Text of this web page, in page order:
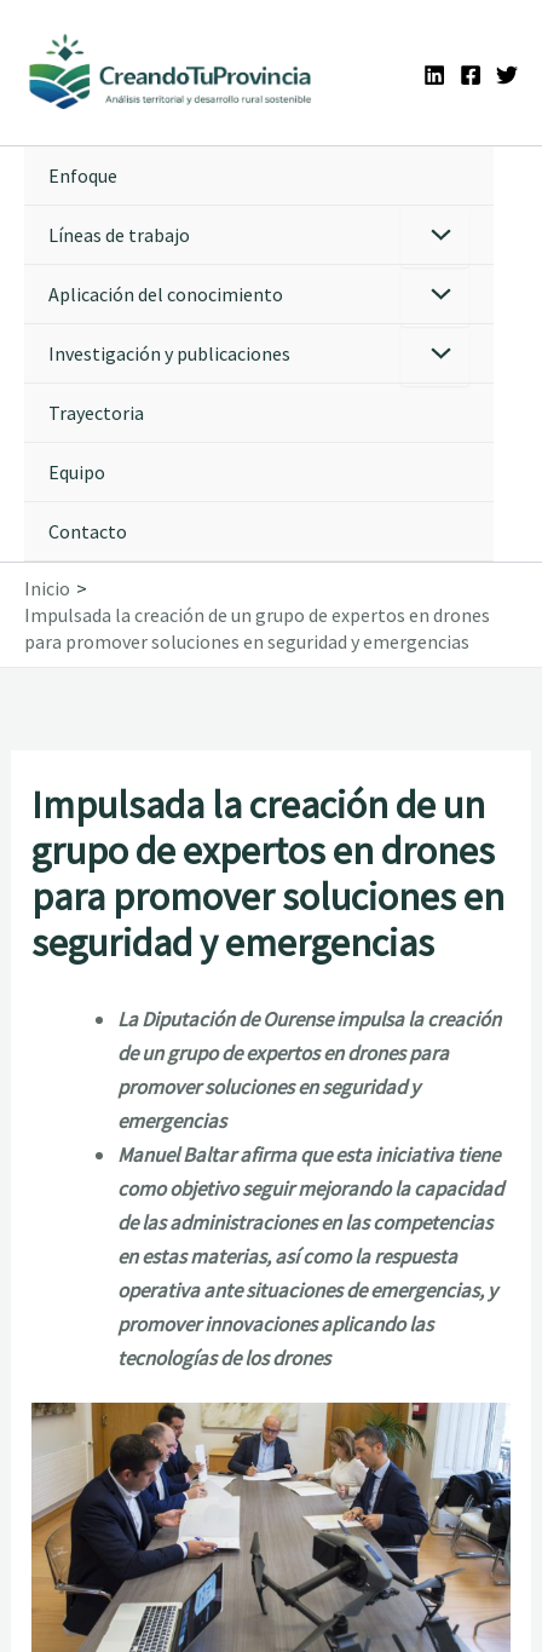
contenido
Enfoque
Líneas de trabajo
Aplicación del conocimiento
Investigación y publicaciones
Trayectoria
Equipo
Contacto
Inicio
Impulsada la creación de un grupo de expertos en drones
para promover soluciones en seguridad y emergencias
Impulsada la creación de un
grupo de expertos en drones
para promover soluciones en
seguridad y emergencias
La Diputación de Ourense impulsa la creación
de un grupo de expertos en drones para
promover soluciones en seguridad y
emergencias
Manuel Baltar afirma que esta iniciativa tiene
como objetivo seguir mejorando la capacidad
de las administraciones en las competencias
en estas materias, así como la respuesta
operativa ante situaciones de emergencias, y
promover innovaciones aplicando las
tecnologías de los drones